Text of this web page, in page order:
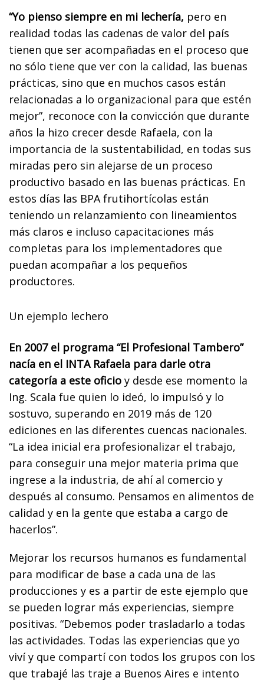
“Yo pienso siempre en mi lechería, pero en
realidad todas las cadenas de valor del país
tienen que ser acompañadas en el proceso que
no sólo tiene que ver con la calidad, las buenas
prácticas, sino que en muchos casos están
relacionadas a lo organizacional para que estén
mejor”, reconoce con la convicción que durante
años la hizo crecer desde Rafaela, con la
importancia de la sustentabilidad, en todas sus
miradas pero sin alejarse de un proceso
productivo basado en las buenas prácticas. En
estos días las BPA frutihortícolas están
teniendo un relanzamiento con lineamientos
más claros e incluso capacitaciones más
completas para los implementadores que
puedan acompañar a los pequeños
productores.
Un ejemplo lechero
En 2007 el programa “El Profesional Tambero”
nacía en el INTA Rafaela para darle otra
categoría a este oficio y desde ese momento la
Ing. Scala fue quien lo ideó, lo impulsó y lo
sostuvo, superando en 2019 más de 120
ediciones en las diferentes cuencas nacionales.
“La idea inicial era profesionalizar el trabajo,
para conseguir una mejor materia prima que
ingrese a la industria, de ahí al comercio y
después al consumo. Pensamos en alimentos de
calidad y en la gente que estaba a cargo de
hacerlos”.
Mejorar los recursos humanos es fundamental
para modificar de base a cada una de las
producciones y es a partir de este ejemplo que
se pueden lograr más experiencias, siempre
positivas. “Debemos poder trasladarlo a todas
las actividades. Todas las experiencias que yo
viví y que compartí con todos los grupos con los
que trabajé las traje a Buenos Aires e intento